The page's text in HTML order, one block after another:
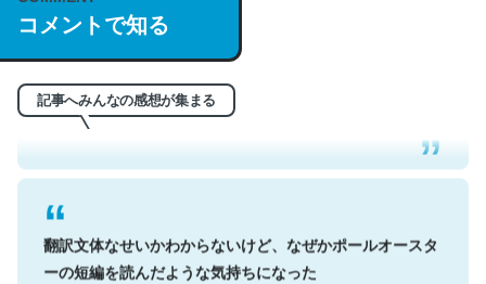
コメントで知る
記事へみんなの感想が集まる
これは名文。彼はとてもクレバーなんだろうなと凄く思
う。英語少しでも読める人は原文もお勧め。自分はこの流
れ好き。Let’s Fucking Go. Then Covid hit. Shit.
─今のこの状況が信じられるかい？ by ラーズ・ヌートバー
翻訳文体なせいかわからないけど、なぜかポールオースタ
ーの短編を読んだような気持ちになった